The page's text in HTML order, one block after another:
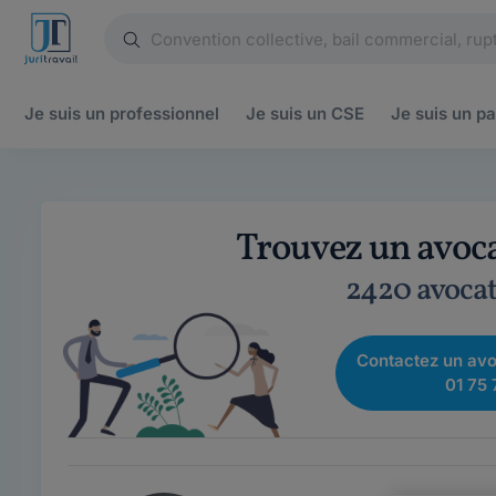
Je suis un professionnel Je suis un CSE Je suis un
Trouvez un
2420
Contactez un
01 75